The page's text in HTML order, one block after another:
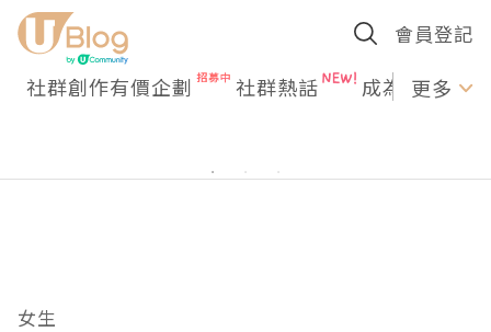
會員登記
社群創作有價企劃 社群熱話 成為U更多
女生